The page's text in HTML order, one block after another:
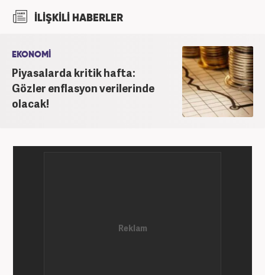
yılında Haber7.com ailesine dahil olan Koçin,
hayatına devam etmektedir.
İLİŞKİLİ HABERLER
EKONOMİ
Piyasalarda kritik hafta:
Gözler enflasyon verilerinde
olacak!